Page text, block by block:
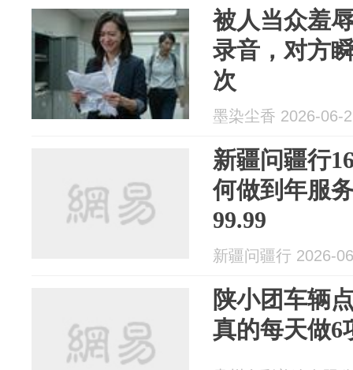
被人当众羞
录音，对方
次
墨染尘香 2026-06-
新疆问疆行
何做到年服
99.99
新疆问疆行 2026-
陕小团车辆
真的每天做6